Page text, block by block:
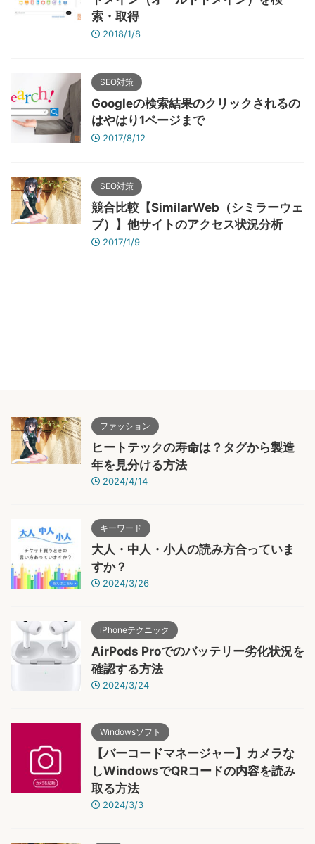
索・取得
2018/1/8
SEO対策
Googleの検索結果のクリックされるの
はやはり1ページまで
2017/8/12
SEO対策
競合比較【SimilarWeb（シミラーウェ
ブ）】他サイトのアクセス状況分析
2017/1/9
ファッション
ヒートテックの寿命は？タグから製造
年を見分ける方法
2024/4/14
キーワード
大人・中人・小人の読み方合っていま
すか？
2024/3/26
iPhoneテクニック
AirPods Proでのバッテリー劣化状況を
確認する方法
2024/3/24
Windowsソフト
【バーコードマネージャー】カメラな
しWindowsでQRコードの内容を読み
取る方法
2024/3/3